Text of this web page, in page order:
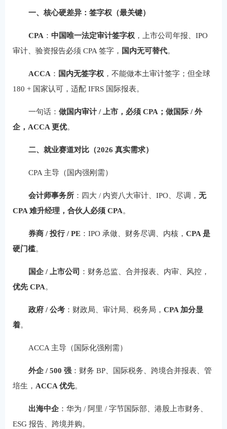
一、核心硬差异：签字权（最关键）
CPA ： 中国唯一法定审计签字权 ，上市公司年报、IPO
审计、验资报告必须 CPA 签字， 国内无可替代。
ACCA ： 国内无签字权 ，不能做本土审计签字；但全球
180 + 国家认可，适配 IFRS 国际报表。
一句话： 做国内审计 / 上市，必须 CPA；做国际 / 外
企，ACCA 更优。
二、就业赛道对比（2026 真实需求）
CPA 主导（国内强刚需）
会计师事务所：四大 / 内资八大审计、IPO、尽调， 无
CPA 难升经理，合伙人必须 CPA。
券商 / 投行 / PE：IPO 承做、财务尽调、内核， CPA 是
硬门槛。
国企 / 上市公司 ：财务总监、合并报表、内审、风控，
优先 CPA。
政府 / 公考：财政局、审计局、税务局， CPA 加分显
着。
ACCA 主导（国际化强刚需）
外企 / 500 强：财务 BP、国际税务、跨境合并报表、管
培生， ACCA 优先。
出海中企：华为 / 阿里 / 字节国际部、港股上市财务、
ESG 报告、跨境并购。